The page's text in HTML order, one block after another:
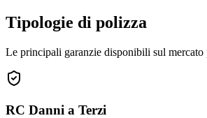
Tipologie di polizza
Le principali garanzie disponibili sul mercato
RC Danni a Terzi